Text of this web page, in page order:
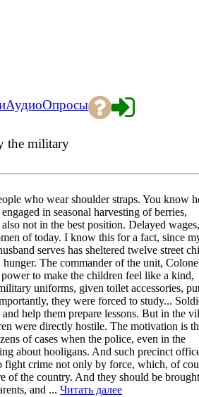
АудиоОпросы
the military
who wear shoulder straps. You know
in seasonal harvesting of berries,
not in the best position. Delayed wages,
of today. I know this for a fact, since
serves has sheltered twelve street
The commander of the unit,
to make the children feel like a kind,
uniforms, given toilet accessories,
they were forced to study...
help them prepare lessons. But in the
were directly hostile. The motivation is
of cases when the police, even in the
about hooligans. And such precinct
fight crime not only by force, which, of
of the country. And they should be
and ... Читать далее